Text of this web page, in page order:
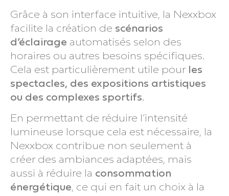
Grâce à son interface intuitive, la Nexxbox
facilite la création de scénarios
d’éclairage automatisés selon des
horaires ou autres besoins spécifiques.
Cela est particulièrement utile pour les
spectacles, des expositions artistiques
ou des complexes sportifs.
En permettant de réduire l’intensité
lumineuse lorsque cela est nécessaire, la
Nexxbox contribue non seulement à
créer des ambiances adaptées, mais
aussi à réduire la consommation
énergétique, ce qui en fait un choix à la